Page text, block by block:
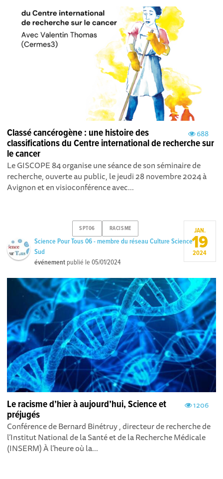
688
Classé cancérogène : une histoire des
classifications du Centre international de recherche sur
le cancer
Le GISCOPE 84 organise une séance de son séminaire de
recherche, ouverte au public, le jeudi 28 novembre 2024 à
Avignon et en visioconférence avec...
SPT06 RACISME
Science Pour Tous 06 - membre du réseau Culture Science
Sud
événement publié le05/01/2024
JAN.
19
2024
1206
Le racisme d’hier à aujourd’hui, Science et
préjugés
Conférence de Bernard Binétruy , directeur de recherche de
l’Institut National de la Santé et de la Recherche Médicale
(INSERM) À l’heure où la...